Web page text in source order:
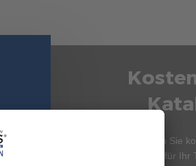
Bestellen Sie
Hauskatalog für